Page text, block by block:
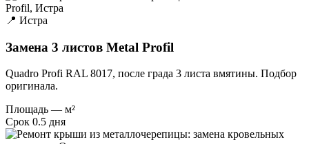
📍 Истра
Замена 3 листов Metal Profil
Quadro Profi RAL 8017, после града 3 листа вмятины. Подбор
оригинала.
Площадь — м²
Срок 0.5 дня